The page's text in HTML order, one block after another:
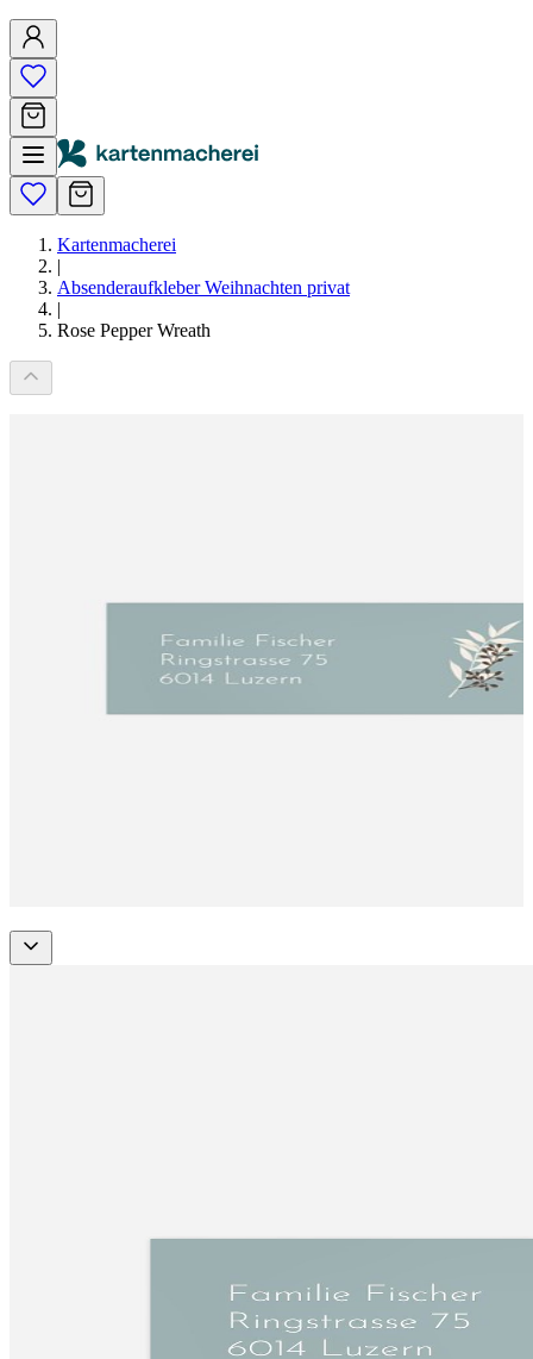
Kartenmacherei
|
Absenderaufkleber Weihnachten privat
|
Rose Pepper Wreath